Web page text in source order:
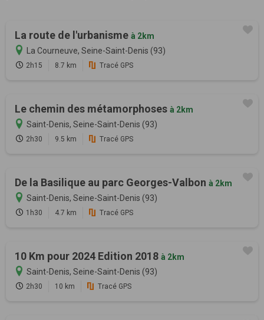
La route de l'urbanisme à 2km
La Courneuve, Seine-Saint-Denis (93)
2h15 8.7 km Tracé GPS
Le chemin des métamorphoses à 2km
Saint-Denis, Seine-Saint-Denis (93)
2h30 9.5 km Tracé GPS
De la Basilique au parc Georges-Valbon à 2km
Saint-Denis, Seine-Saint-Denis (93)
1h30 4.7 km Tracé GPS
10 Km pour 2024 Edition 2018 à 2km
Saint-Denis, Seine-Saint-Denis (93)
2h30 10 km Tracé GPS